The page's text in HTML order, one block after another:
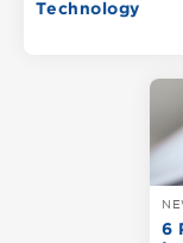
Technology
6